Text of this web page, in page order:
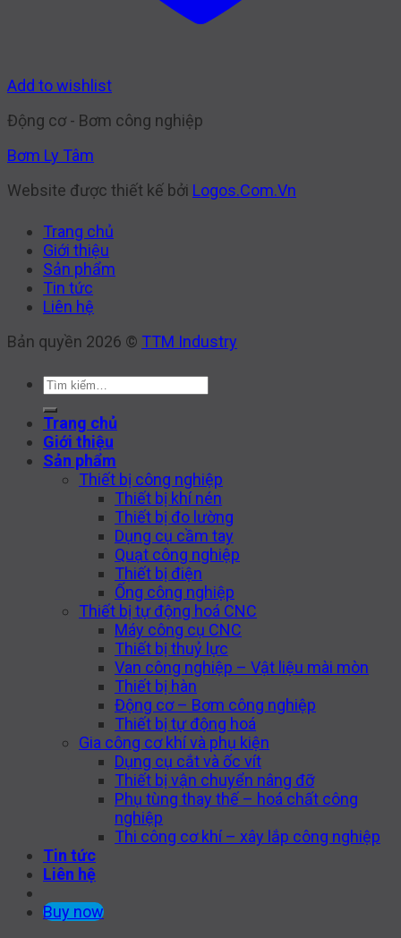
Add to wishlist
Động cơ - Bơm công nghiệp
Bơm Ly Tâm
Website được thiết kế bởi Logos.Com.Vn
Trang chủ
Giới thiệu
Sản phẩm
Tin tức
Liên hệ
Bản quyền 2026 © TTM Industry
Tìm
kiếm:
Trang chủ
Giới thiệu
Sản phẩm
Thiết bị công nghiệp
Thiết bị khí nén
Thiết bị đo lường
Dụng cụ cầm tay
Quạt công nghiệp
Thiết bị điện
Ống công nghiệp
Thiết bị tự động hoá CNC
Máy công cụ CNC
Thiết bị thuỷ lực
Van công nghiệp – Vật liệu mài mòn
Thiết bị hàn
Động cơ – Bơm công nghiệp
Thiết bị tự động hoá
Gia công cơ khí và phụ kiện
Dụng cụ cắt và ốc vít
Thiết bị vận chuyển nâng đỡ
Phụ tùng thay thế – hoá chất công
nghiệp
Thi công cơ khí – xây lắp công nghiệp
Tin tức
Liên hệ
Buy now